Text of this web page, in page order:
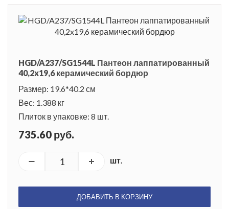
HGD/A237/SG1544L Пантеон лаппатированный
40,2x19,6 керамический бордюр
Размер: 19.6*40.2 см
Вес: 1.388 кг
Плиток в упаковке: 8 шт.
735.60 руб.
шт.
ДОБАВИТЬ В КОРЗИНУ